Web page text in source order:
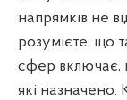
напрямків не
розумієте, що
сфер включає,
які